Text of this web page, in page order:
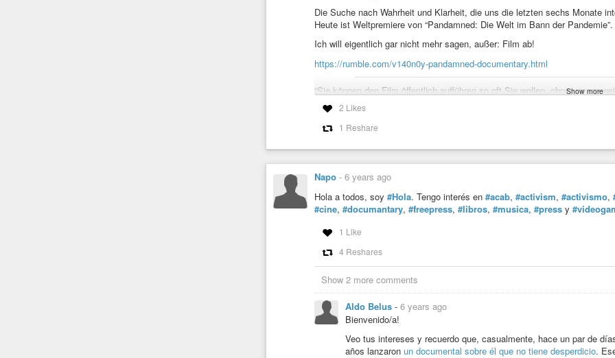
Die Suche nach Wahrheit und Klarheit, die uns die letzten sechs Monate
Heute ist Weltpremiere von “Pandamned: Die Welt im Bann der Pandemie”.
Ich will eigentlich gar nicht mehr sagen, außer: Film ab!
https://rumble.com/v140n0y-pandamned-documentary.html
“Sie können den Film öffentlich aufführen so oft Sie wollen, ohne unsere
holen Sie sich ein Plakat auf www.pandamned.org zum Ausdrucken und
gibt es eigentlich nicht zu beachten. Wir freuen uns über die maximale
https://www.freischwebende-intelligenz.org/p/pandamnedweltpremiere?s=w
++++
Pandamned: today is the world premiere!
Everyone can now watch our film uncensored, with subtitles in multiple
The search for truth and clarity that has kept us busy for the last six
https://rumble.com/v140n0y-pandamned-documentary.html
“You can publicly screen the film as many times as you want without our
www.pandamned.org to print out and send us possibly date of the
happy to get maximum distribution of the film.” Milosz Matuschek (
intelligenz.org/p/pandamnedweltpremiere?s=w
#Plandemie #Coronavirus #Covid19 #Movie #Documantary #Freedom
Show more
2 Likes
1 Reshare
Napo - 6 years ago
Hola a todos, soy #Hola. Tengo interés en #acab, #activism, #activismo,
#cine, #documantary, #freepress, #libros, #musica, #press y
1 Like
4 Reshares
Show 2 more comments
Aldo Belus - 6 years ago
Bienvenido/a!
Veo tus intereses y recuerdo que, casualmente, hace un par de
años lanzaron un documental sobre él que no tiene desperdicio.